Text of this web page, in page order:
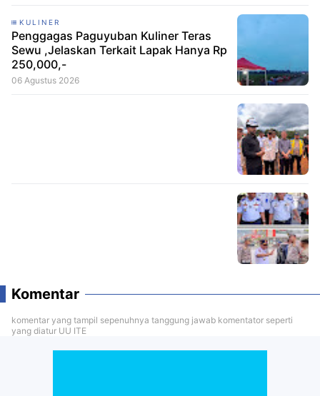
KULINER
Penggagas Paguyuban Kuliner Teras
Sewu ,Jelaskan Terkait Lapak Hanya Rp
250,000,-
06 Agustus 2026
Komentar
komentar yang tampil sepenuhnya tanggung jawab komentator seperti
yang diatur UU ITE